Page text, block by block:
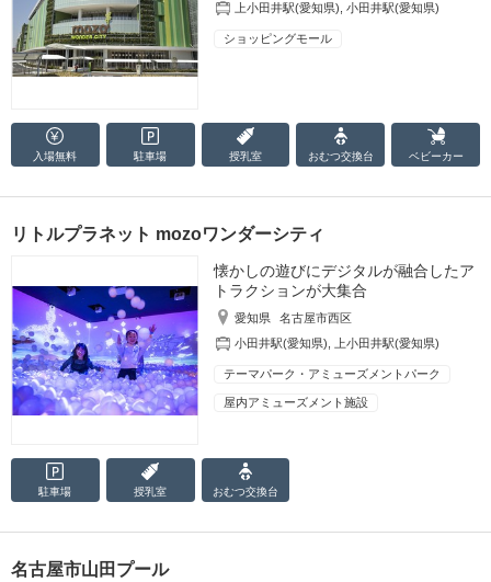
上小田井駅(愛知県) ,小田井駅(愛知県)
ショッピングモール
入場無料 駐車場 授乳室 おむつ交換台 ベビーカー
リトルプラネット mozoワンダーシティ
懐かしの遊びにデジタルが融合したア
トラクションが大集合
愛知県
名古屋市西区
小田井駅(愛知県)
上小田井駅(愛知県)
テーマパーク・アミューズメントパーク
屋内アミューズメント施設
駐車場 授乳室 おむつ交換台
名古屋市山田プール